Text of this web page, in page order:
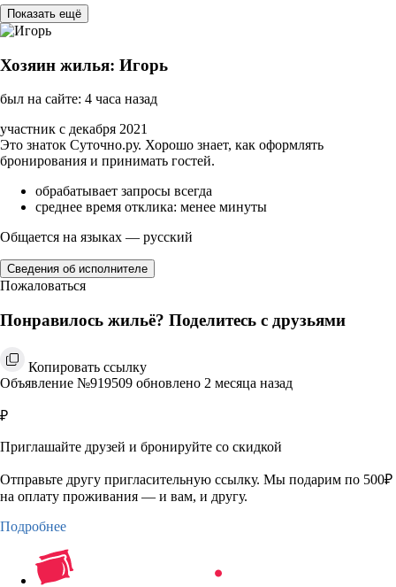
Показать ещё
Хозяин жилья: Игорь
был на сайте: 4 часа назад
участник с декабря 2021
Это знаток Суточно.ру. Хорошо знает, как оформлять
бронирования и принимать гостей.
обрабатывает запросы всегда
среднее время отклика: менее минуты
Общается на языках — русский
Сведения об исполнителе
Пожаловаться
Понравилось жильё? Поделитесь с друзьями
Копировать ссылку
Объявление №919509 обновлено 2 месяца назад
₽
Приглашайте друзей и бронируйте со скидкой
Отправьте другу пригласительную ссылку. Мы подарим по 500₽
на оплату проживания — и вам, и другу.
Подробнее